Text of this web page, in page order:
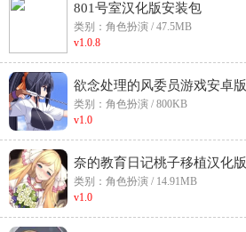
801号室汉化版安装包
类别：角色扮演 / 47.5MB
v1.0.8
欲念处理的风委员游戏安卓版
类别：角色扮演 / 800KB
v1.0
奈的教育日记桃子移植汉化版
类别：角色扮演 / 14.91MB
v1.0